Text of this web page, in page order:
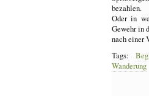
bezahlen.
Oder in
Gewehr in
nach einer
Tags:
Wanderung